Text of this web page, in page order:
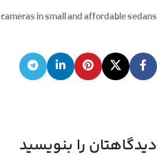
in small and affordable sedans.
دیدگاهتان را بنویسید